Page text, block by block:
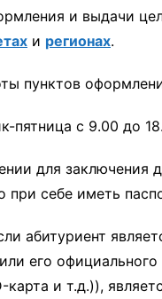
и выдачи
и регионах.
пунктов
пятница с 9.00 до
для заключения
при себе иметь
абитуриент
его
карта и т.д.)),